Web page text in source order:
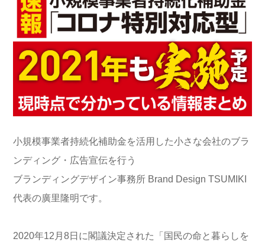
小規模事業者持続化補助金を活用した小さな会社のブラ
ンディング・広告宣伝を行う
ブランディングデザイン事務所 Brand Design TSUMIKI
代表の廣里隆明です。
2020年12月8日に閣議決定された「国民の命と暮らしを